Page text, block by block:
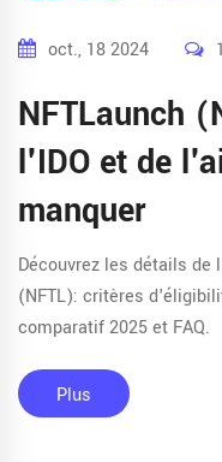
oct., 18 2024
NFTLaunch
l'IDO et de
manquer
Découvrez les détails de
(NFTL): critères
comparatif 2025 et FAQ.
Plus